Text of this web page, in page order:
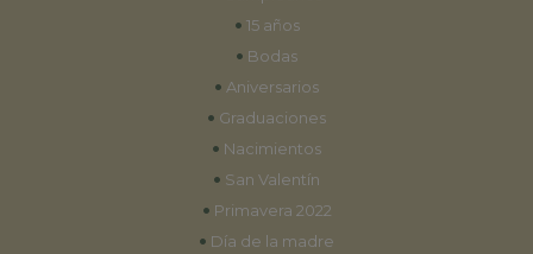
• 15 años
• Bodas
• Aniversarios
• Graduaciones
• Nacimientos
• San Valentín
• Primavera 2022
• Día de la madre